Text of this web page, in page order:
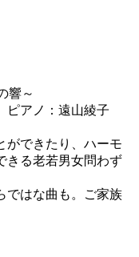
響～
アノ：遠山綾子
ができたり、ハーモ
きる老若男女問わず
ではな曲も。ご家族